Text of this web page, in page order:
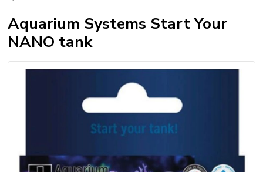
Aquarium Systems Start Your
NANO tank